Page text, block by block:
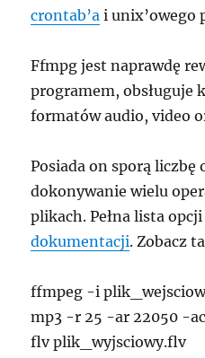
crontab’a i unix’owego
Ffmpg jest naprawdę
programem, obsługuje
formatów audio, video
Posiada on sporą
dokonywanie wielu
plikach. Pełna lista
dokumentacji. Zobacz
ffmpeg -i
mp3 -r 25 -ar 22050 -
flv plik_wyjsciowy.flv